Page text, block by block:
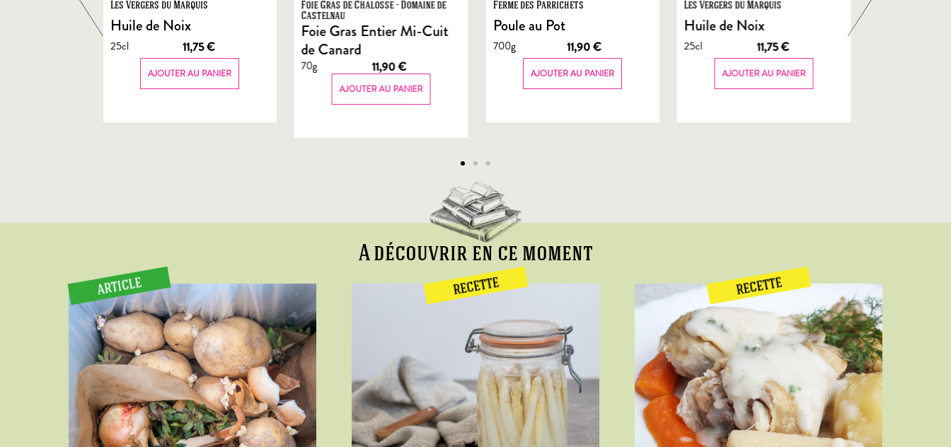
Les Vergers du Marquis
Huile de Noix
25cl 11,75€
AJOUTER AU PANIER
Foie Gras de Chalosse - Domaine de
Castelnau
Foie Gras Entier Mi-Cuit
de Canard
70g 11,90€
AJOUTER AU PANIER
Ferme des Parrichets
Poule au Pot
700g 11,90€
AJOUTER AU PANIER
Les Vergers du Marquis
Huile de Noix
25cl 11,75€
AJOUTER AU PANIER
A découvrir en ce moment
ARTICLE RECETTE RECETTE